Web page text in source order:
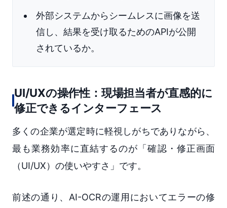
外部システムからシームレスに画像を送
信し、結果を受け取るためのAPIが公開
されているか。
UI/UXの操作性：現場担当者が直感的に
修正できるインターフェース
多くの企業が選定時に軽視しがちでありながら、
最も業務効率に直結するのが「確認・修正画面
（UI/UX）の使いやすさ」です。
前述の通り、AI-OCRの運用においてエラーの修